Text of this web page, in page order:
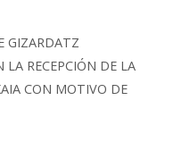
GIZARDATZ
LA RECEPCIÓN DE LA
CON MOTIVO DE